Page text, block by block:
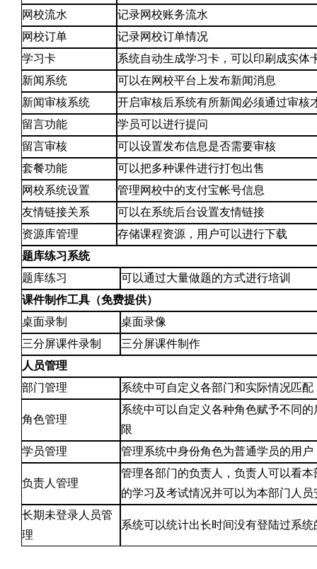
网校流水
记录网校账务流水
网校订单
记录网校订单情况
学习卡
系统自动生成学习卡，可以印刷成实体
新闻系统
可以在网校平台上发布新闻消息
新闻审核系统
开启审核后系统有所新闻必须通过审核
留言功能
学员可以进行提问
留言审核
可以设置发布信息是否需要审核
套餐功能
可以把多种课件进行打包出售
网校系统设置
管理网校中的支付宝帐号信息
友情链接关系
可以在系统后台设置友情链接
资源库管理
存储课程资源，用户可以进行下载
题库练习系统
题库练习
可以通过大量做题的方式进行培训
课件制作工具（免费提供）
桌面录制
桌面录像
三分屏课件录制
三分屏课件制作
人员管理
部门管理
系统中可自定义各部门和实际情况匹配
角色管理
系统中可以自定义各种角色赋予不同的
限
学员管理
管理系统中身份角色为普通学员的用户
负责人管理
管理各部门的负责人，负责人可以看本
的学习及考试情况并可以为本部门人员
长期未登录人员管
理
系统可以统计出长时间没有登陆过系统